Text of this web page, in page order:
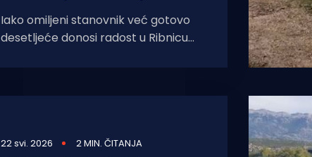
Iako omiljeni stanovnik već gotovo
desetljeće donosi radost u Ribnicu
upozoravaju: "Plivanje s njim,
22 svi. 2026 2 MIN. ČITANJA